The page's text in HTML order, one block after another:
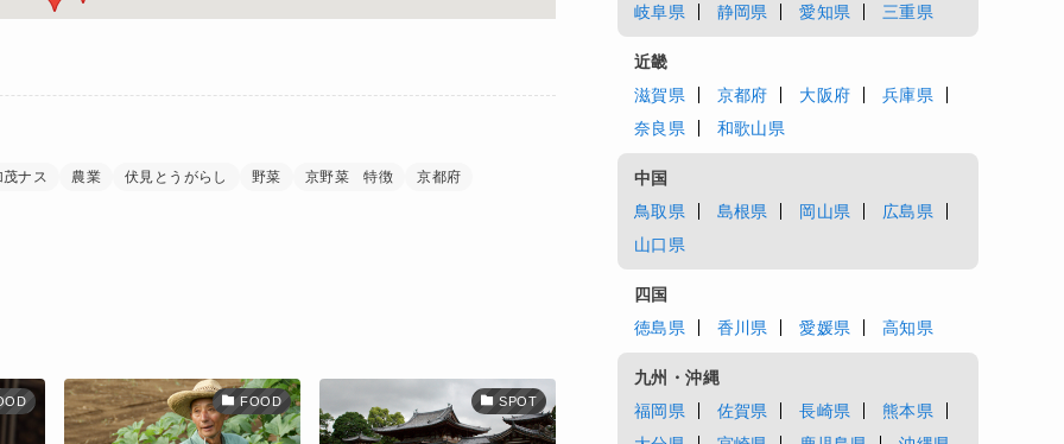
茂ナス 農業 伏見とうがらし 野菜 京野菜 特徴 京都府
FOOD SPOT
岐阜県
静岡県 愛知県 三重県
近畿
滋賀県
京都府 大阪府
兵庫県
奈良県
和歌山県
中国
鳥取県
島根県 岡山県
広島県
山口県
四国
徳島県
香川県 愛媛県 高知県
九州・沖縄
福岡県
佐賀県 長崎県
熊本県